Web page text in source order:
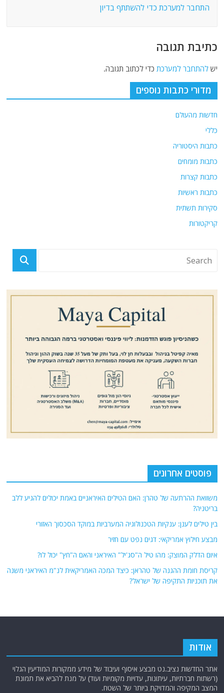
התחבר למערכת כדי להשתתף בדיון
כתיבת תגובה
ישלהתחבר למערכת כדי לכתוב תגובה.
מדורי כתבות נוספים
חדשות מהעולם
כללי
כתבות היסטוריה
כתבות מומחים
כתבות קצרות
כתבות ראשיות
סקירות תשתית
קריקטורות
פוסטים אחרונים
משוואת ההרתעה של טהרן: האם הטילים האיראניים באמת יכולים להגיע ללב
בריטניה?
בין טילים לענן: ענקיות הטכנולוגיה המערביות במוקד הסכסוך האזורי
מבצע חילוץ אמריקאי: דגים נפט עם חזיר
איום הדלק המוצק: מהו טיל ה"סג'יל" האיראני והאם ה"חץ" יכול לו?
קריסת חומת ההגנה של טהראן: כיצד המכה האמריקאית לנ"מ האיראני משנה
את תוכניות התקיפה של ישראל?
אודות
אתר החדשות נציב.נט מבצע איסוף ועיבוד של מידע ממקורות המודיעין הגלוי
(רשתות חברתיות, עיתונות, עדויות מקומיות ועוד) על מנת להביא את תמונת
המצב המקיפה והמדויקת ביותר של השטח.